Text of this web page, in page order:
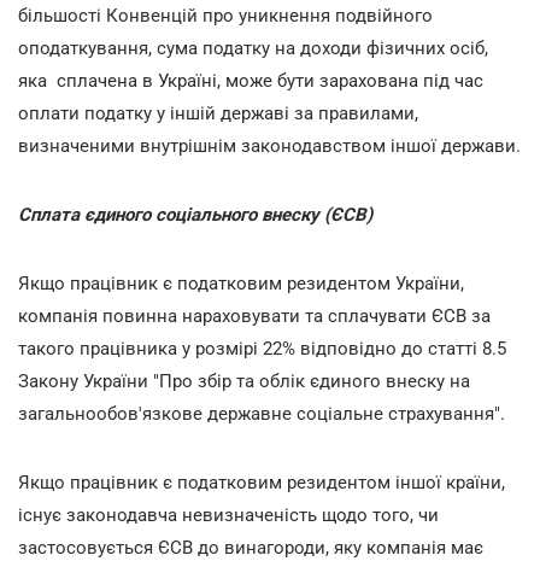
більшості Конвенцій про уникнення подвійного
оподаткування, сума податку на доходи фізичних осіб,
яка сплачена в Україні, може бути зарахована під час
оплати податку у іншій державі за правилами,
визначеними внутрішнім законодавством іншої держави.
Сплата єдиного соціального внеску (ЄСВ)
Якщо працівник є податковим резидентом України,
компанія повинна нараховувати та сплачувати ЄСВ за
такого працівника у розмірі 22% відповідно до статті 8.5
Закону України "Про збір та облік єдиного внеску на
загальнообов'язкове державне соціальне страхування".
Якщо працівник є податковим резидентом іншої країни,
існує законодавча невизначеність щодо того, чи
застосовується ЄСВ до винагороди, яку компанія має